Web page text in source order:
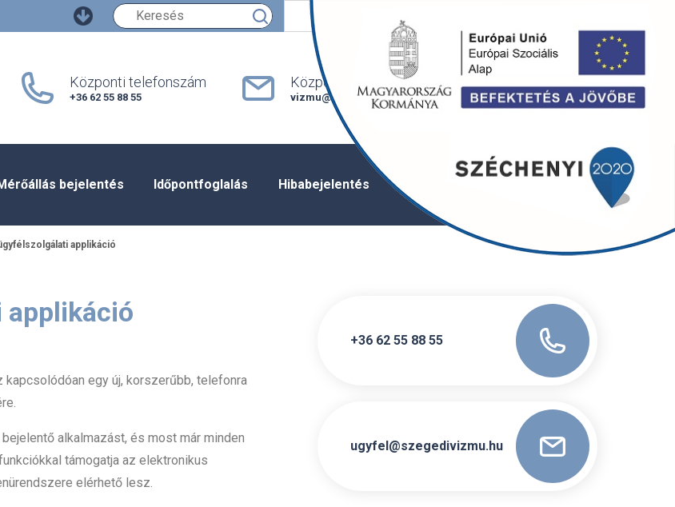
Keresés
regisztráció
Központi telefonszám
+36 62 55 88 55
Központi e-mail
vizmu@szegedivizmu.hu
6720 Szeged,
Tisza Lajos krt. 88.
bejelentés Időpontfoglalás Hibabejelentés Üzletszabályzat
applikáció
egy új, korszerűbb, telefonra
alkalmazást, és most már minden
támogatja az elektronikus
elérhető lesz.
+36 62 55 88 55
ugyfel@szegedivizmu.hu